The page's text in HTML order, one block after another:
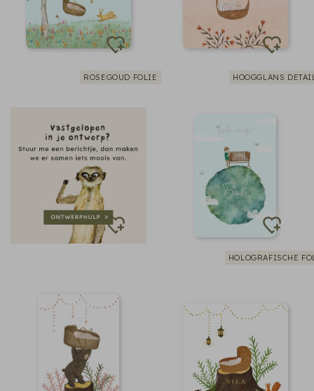
ROSEGOUD FOLIE HOOGGLANS
HOLOGRAFISCHE